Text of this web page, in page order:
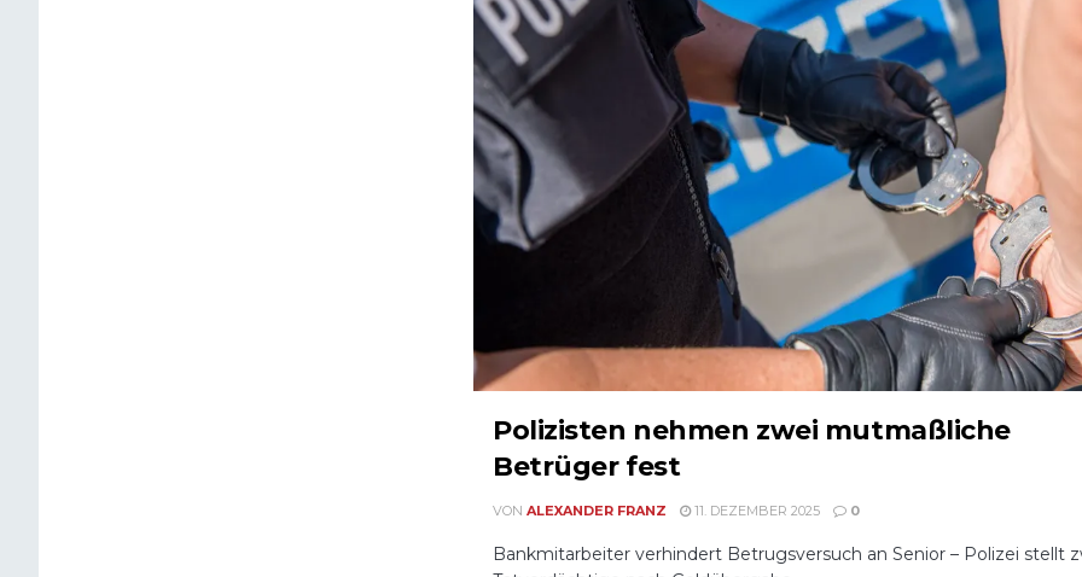
Polizisten nehmen zwei mutmaßliche
Betrüger fest
VON ALEXANDER FRANZ 11. DEZEMBER 2025 0
Bankmitarbeiter verhindert Betrugsversuch an Senior – Polizei stellt